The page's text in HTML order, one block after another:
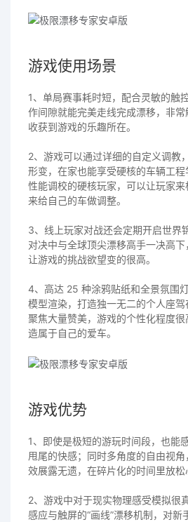
游戏使用场景
1、单局赛事耗时短，配合灵敏的触
作间隙就能完美走线完成漂移，非
收获到游戏的乐趣所在。
2、游戏可以通过详细的自定义调教
形变，在家也能享受硬核的车辆工
性能调校的硬核玩家，可以让玩家
来给自己的车做调整。
3、线上玩家对战还会定期开启世界
对决中与全球顶尖漂移高手一决高下
让游戏的挑战欲望变的很高。
4、高达 25 种涂鸦贴纸和全景氛围
模型渲染，打造独一无二的个人座驾
聚焦大量赞美，游戏的个性化程度
造属于自己的爱车。
游戏优势
1、即使是极短的游玩时间段，也能
甩尾的快感；同时多角度的自由视
效展露无遗，在碎片化的时间里放松
2、游戏中对于现实物理感受模拟很
感应与触屏的“画线”漂移机制，对新